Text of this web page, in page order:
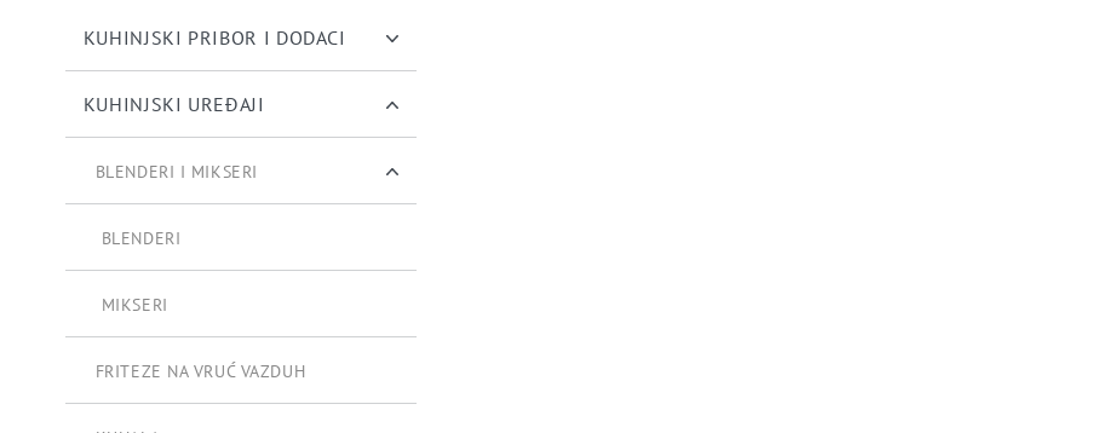
KUHINJSKI PRIBOR I DODACI
KUHINJSKI UREĐAJI
BLENDERI I MIKSERI
BLENDERI
MIKSERI
FRITEZE NA VRUĆ VAZDUH